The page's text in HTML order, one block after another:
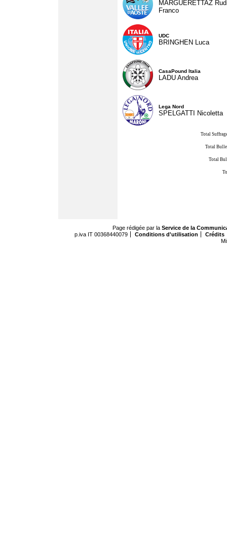
MARGUERETTAZ
Franco
UDC
BRINGHEN Luca
CasaPound Italia
LADU Andrea
Lega Nord
SPELGATTI Nicoletta
Total
Total
Total
Page rédigée par la Service de la
p.iva IT 00368440079
Conditions d'utilisation
Crédits